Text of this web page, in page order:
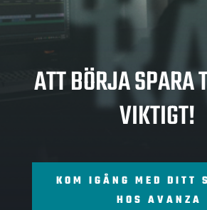
ATT BÖRJA SPARA
VIKTIGT!
KOM IGÅNG MED DITT
HOS AVANZA